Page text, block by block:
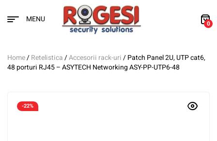
MENU 0
Home/Retelistica/Accesorii rack-uri/ Patch Panel 2U, UTP cat6,
48 porturi RJ45 – ASYTECH Networking ASY-PP-UTP6-48
-22%